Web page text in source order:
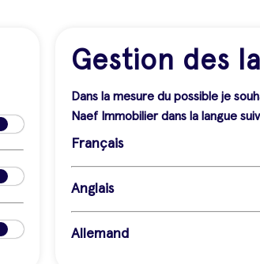
Gestion des
Dans la mesure du possible je
Naef Immobilier dans la langue
Français
Anglais
Allemand